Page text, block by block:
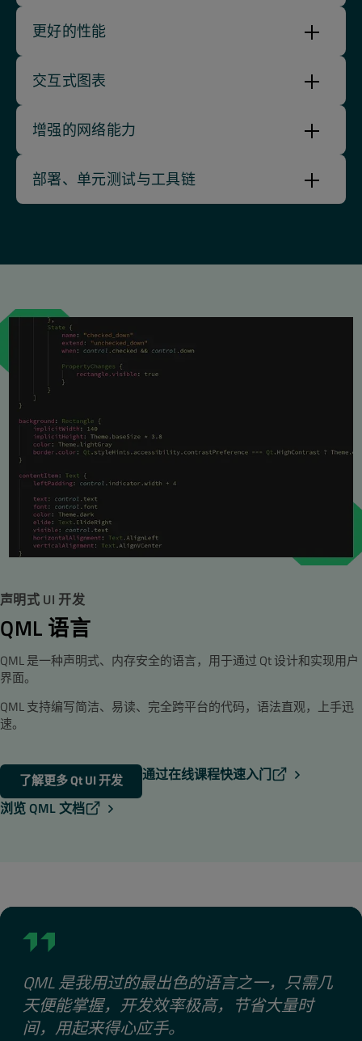
更好的性能
交互式图表
增强的网络能力
部署、单元测试与工具链
声明式 UI 开发
QML 语言
QML 是一种声明式、内存安全的语言，用于通过 Qt 设计和实现用户
界面。
QML 支持编写简洁、易读、完全跨平台的代码，语法直观，上手迅
速。
了解更多 Qt UI 开发
通过在线课程快速入门
浏览 QML 文档
QML 是我用过的最出色的语言之一，只需几
天便能掌握，开发效率极高，节省大量时
间，用起来得心应手。